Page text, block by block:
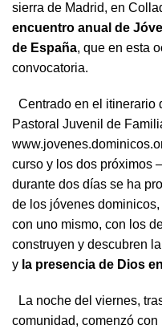
sierra de Madrid, en
encuentro anual de
de España, que en esta
convocatoria.
Centrado en el itinerario
Pastoral Juvenil de
curso y los dos próximos –
durante dos días se ha
de los jóvenes
con uno mismo, con los
construyen y descubren
y la presencia de Dios
La noche del viernes,
comunidad, comenzó